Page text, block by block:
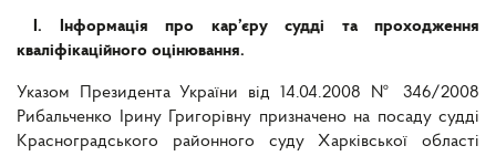
І. Інформація про кар’єру судді та проходження
кваліфікаційного оцінювання.
Указом Президента України від 14.04.2008 № 346/2008
Рибальченко Ірину Григорівну призначено на посаду судді
Красноградського районного суду Харківської області